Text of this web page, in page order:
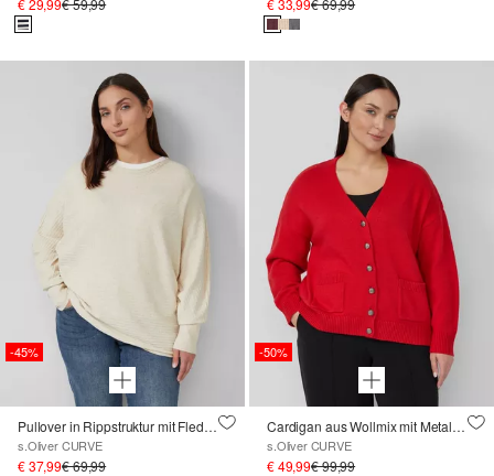
-45%
Pullover in Rippstruktur mit Fledermausärmeln
s.Oliver CURVE
€ 37,99€ 69,99
-50%
Cardigan aus Wollmix mit Metall-Knöpfen
s.Oliver CURVE
€ 49,99€ 99,99